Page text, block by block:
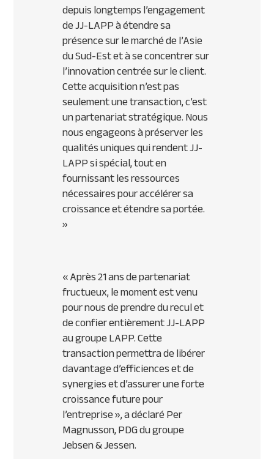
depuis longtemps l’engagement
de JJ-LAPP à étendre sa
présence sur le marché de l’Asie
du Sud-Est et à se concentrer sur
l’innovation centrée sur le client.
Cette acquisition n’est pas
seulement une transaction, c’est
un partenariat stratégique. Nous
nous engageons à préserver les
qualités uniques qui rendent JJ-
LAPP si spécial, tout en
fournissant les ressources
nécessaires pour accélérer sa
croissance et étendre sa portée.
»
« Après 21 ans de partenariat
fructueux, le moment est venu
pour nous de prendre du recul et
de confier entièrement JJ-LAPP
au groupe LAPP. Cette
transaction permettra de libérer
davantage d’efficiences et de
synergies et d’assurer une forte
croissance future pour
l’entreprise », a déclaré Per
Magnusson, PDG du groupe
Jebsen & Jessen.